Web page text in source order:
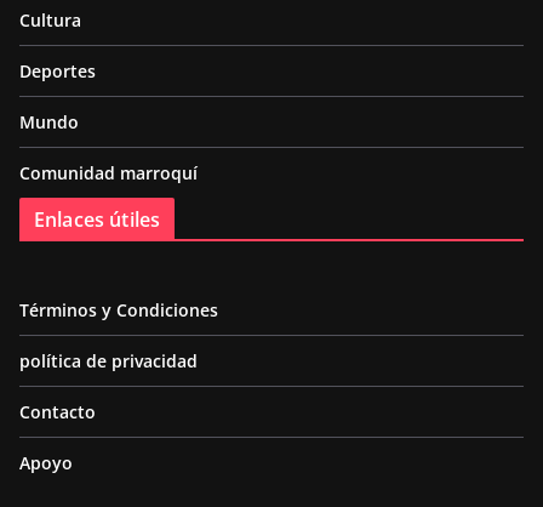
Cultura
Deportes
Mundo
Comunidad marroquí
Enlaces útiles
Términos y Condiciones
política de privacidad
Contacto
Apoyo